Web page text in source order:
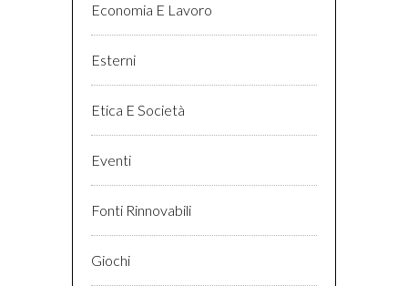
Economia E Lavoro
Esterni
Etica E Società
Eventi
Fonti Rinnovabili
Giochi